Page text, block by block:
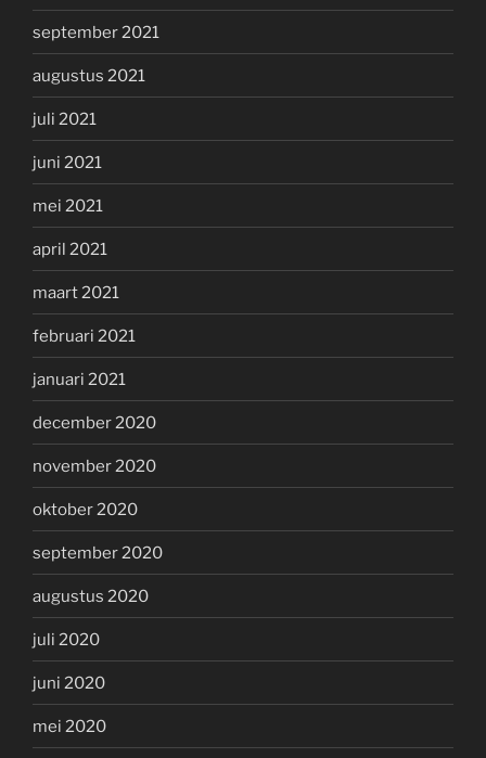
september 2021
augustus 2021
juli 2021
juni 2021
mei 2021
april 2021
maart 2021
februari 2021
januari 2021
december 2020
november 2020
oktober 2020
september 2020
augustus 2020
juli 2020
juni 2020
mei 2020